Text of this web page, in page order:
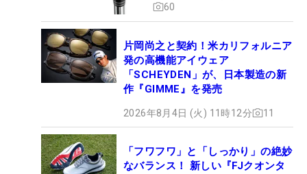
60
片岡尚之と契約！米カリフォルニア
発の高機能アイウェア
「SCHEYDEN」が、日本製造の新
作『GIMME』を発売
2026年8月4日 (火) 11時12分 11
「フワフワ」と「しっかり」の絶妙
なバランス！ 新しい『FJクオンタ